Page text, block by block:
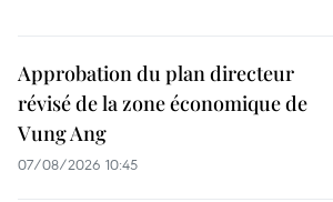
Approbation du plan directeur
révisé de la zone économique de
Vung Ang
07/08/2026 10:45